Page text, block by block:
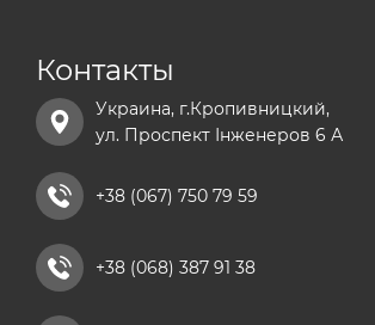
Контакты
Украина, г.Кропивницкий,
ул. Проспект Інженеров 6 А
+38 (067) 750 79 59
+38 (068) 387 91 38